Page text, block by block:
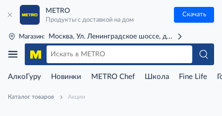
METRO
Продукты с доставкой на дом
Скачать
Магазин: Москва, Ул. Ленинградское шоссе, д. 71Г (м. Речной
АлкоГуру Новинки METRO Chef Школа Fine Life
Каталог товаров Акции